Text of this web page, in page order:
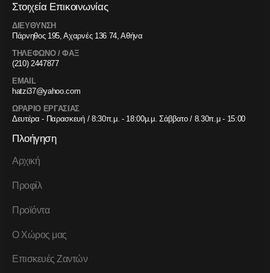
Στοιχεία Επικοινωνίας
ΔΙΕΥΘΥΝΣΗ
Πάρνηθος 195, Αχαρνές 136 74, Αθήνα
ΤΗΛΕΦΩΝΟ / ΦΑΞ
(210) 2447877
EMAIL
hatzi37@yahoo.com
ΩΡΑΡΙΟ ΕΡΓΑΣΙΑΣ
Δευτέρα - Παρασκευή / 8:30π.μ. - 18:00μ.μ. Σάββατο / 8.30π.μ - 15:00
Πλοήγηση
Αρχική
Προφίλ
Προϊόντα
Ο Χώρος μας
Επισκευές Ζαντών